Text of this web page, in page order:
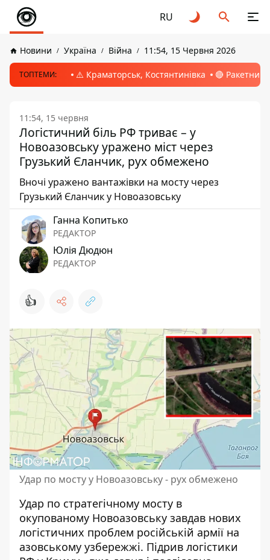
RU
Новини Україна Війна 11:54, 15 Червня 2026
ТОПТЕМИ: ⚠️ Краматорськ, Костянтинівка 🔴 Ракетний
11:54, 15 червня
Логістичний біль РФ триває – у
Новоазовську уражено міст через
Грузький Єланчик, рух обмежено
Вночі уражено вантажівки на мосту через
Грузький Єланчик у Новоазовську
Ганна Копитько
РЕДАКТОР
Юлія Дюдюн
РЕДАКТОР
👍
Удар по мосту у Новоазовську - рух обмежено
Удар по стратегічному мосту в
окупованому Новоазовську завдав нових
логістичних проблем російській армії на
азовському узбережжі. Підрив логістики